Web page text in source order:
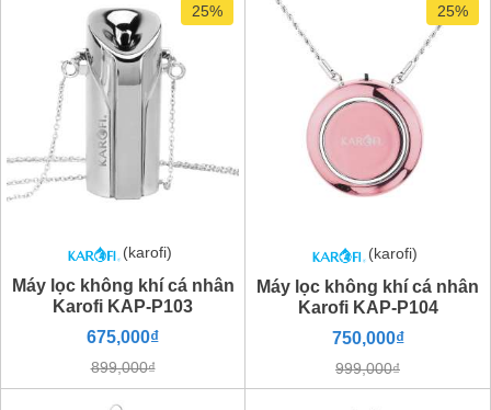
25%
(karofi)
Máy lọc không khí cá nhân
Karofi KAP-P103
675,000₫
899,000₫
25%
(karofi)
Máy lọc không khí cá nhân
Karofi KAP-P104
750,000₫
999,000₫